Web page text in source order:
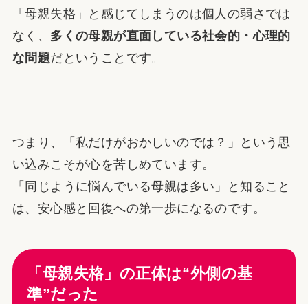
「母親失格」と感じてしまうのは個人の弱さでは
なく、 多くの母親が直面している社会的・心理的
な問題だということです。
つまり、「私だけがおかしいのでは？」という思
い込みこそが心を苦しめています。
「同じように悩んでいる母親は多い」と知ること
は、安心感と回復への第一歩になるのです。
「母親失格」の正体は“外側の基
準”だった